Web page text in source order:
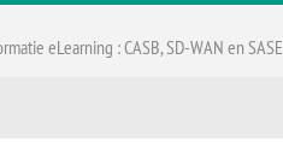
eLearning : CASB, SD-WAN en SASE